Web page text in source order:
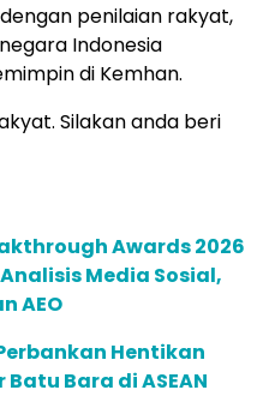
penilaian rakyat,
Indonesia
di Kemhan.
Silakan anda beri
Awards 2026
Media Sosial,
AEO
Hentikan
Bara di ASEAN